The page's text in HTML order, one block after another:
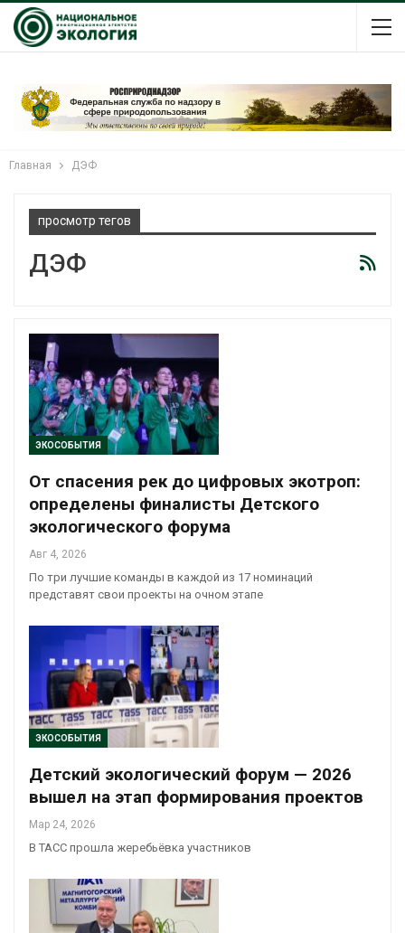
Главная ДЭФ
просмотр тегов
ДЭФ
ЭКОСОБЫТИЯ
От спасения рек до цифровых экотроп:
определены финалисты Детского
экологического форума
Авг 4, 2026
По три лучшие команды в каждой из 17 номинаций
представят свои проекты на очном этапе
ЭКОСОБЫТИЯ
Детский экологический форум — 2026
вышел на этап формирования проектов
Мар 24, 2026
В ТАСС прошла жеребьёвка участников